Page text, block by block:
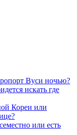
Вуси ночью?
искать где
Кореи или
или есть